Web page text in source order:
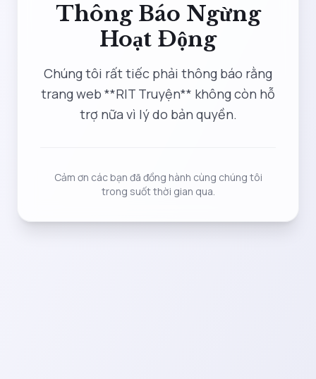
Thông Báo Ngừng
Hoạt Động
Chúng tôi rất tiếc phải thông báo rằng
trang web **RIT Truyện** không còn hỗ
trợ nữa vì lý do bản quyền.
Cảm ơn các bạn đã đồng hành cùng chúng tôi
trong suốt thời gian qua.